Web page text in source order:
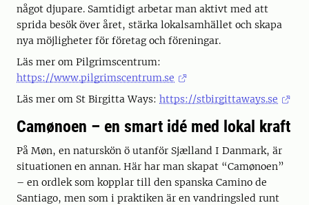
något djupare. Samtidigt arbetar man aktivt med att
sprida besök över året, stärka lokalsamhället och skapa
nya möjligheter för företag och föreningar.
Läs mer om Pilgrimscentrum:
https://www.pilgrimscentrum.se
Läs mer om St Birgitta Ways: https://stbirgittaways.se
Camønoen – en smart idé med lokal kraft
På Møn, en naturskön ö utanför Sjælland I Danmark, är
situationen en annan. Här har man skapat “Camønoen”
– en ordlek som kopplar till den spanska Camino de
Santiago, men som i praktiken är en vandringsled runt